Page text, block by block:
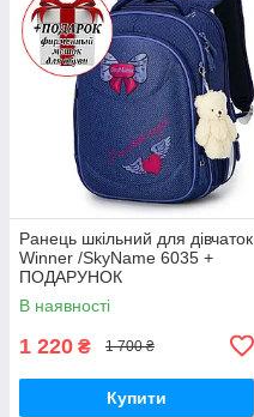
Ранець шкільний для дівчаток
Winner /SkyName 6035 +
ПОДАРУНОК
В наявності
1 220 ₴ 1 700 ₴
Купити